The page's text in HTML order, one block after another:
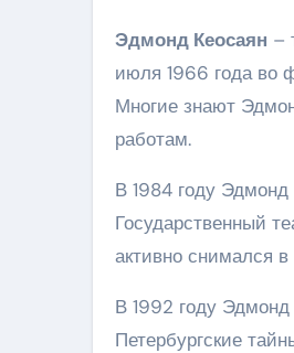
Эдмонд Кеосаян –
июля 1966 года во
Многие знают
работам.
В 1984 году Эдмонд
Государственный
активно снимался
В 1992 году
Петербургские